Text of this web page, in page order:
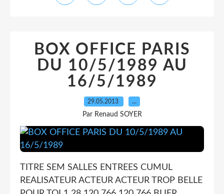
BOX OFFICE PARIS
DU 10/5/1989 AU
16/5/1989
29.05.2013 …
Par Renaud SOYER
TITRE SEM SALLES ENTREES CUMUL
REALISATEUR ACTEUR ACTEUR TROP BELLE